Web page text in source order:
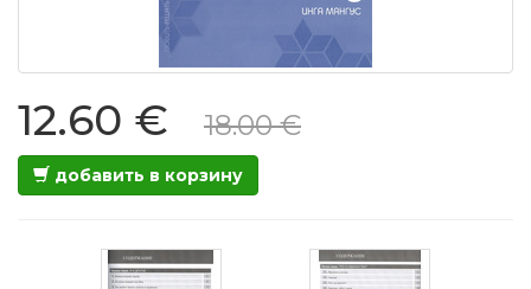
12.60 € 18.00 €
добавить в корзину